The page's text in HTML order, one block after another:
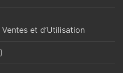
et d’Utilisation